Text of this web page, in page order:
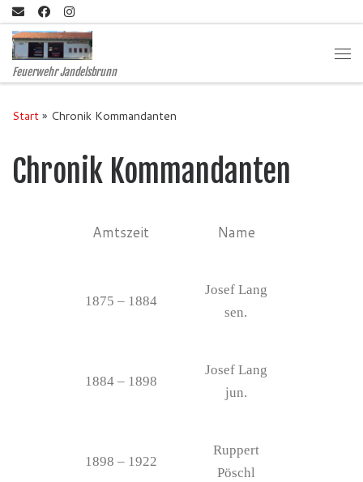
Zum Inhalt springen
Feuerwehr Jandelsbrunn
Start» Chronik Kommandanten
Chronik Kommandanten
Amtszeit Name
1875 – 1884
Josef Lang
sen.
1884 – 1898
Josef Lang
jun.
1898 – 1922
Ruppert
Pöschl